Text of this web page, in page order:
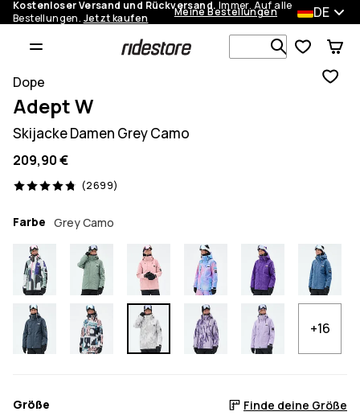
Kostenloser Versand und Rückversand. Immer. Auf alle
Bestellungen. Jetzt kaufen Meine Bestellungen DE
Dope
Adept W
Skijacke Damen Grey Camo
209,90 €
(2699)
2699 Reviews, 4.8/5
Farbe Grey Camo
+16
Größe Finde deine Größe